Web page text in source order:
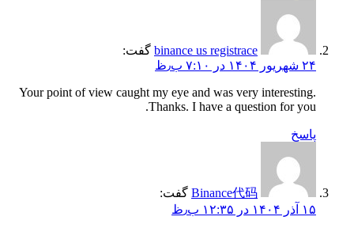
binance us registrace گفت:
۲۴ شهریور ۱۴۰۴ در ۷:۱۰ ب٫ظ
Your point of view caught my eye and was very interesting.
Thanks. I have a question for you.
پاسخ
Binance代码 گفت:
۱۵ آذر ۱۴۰۴ در ۱۲:۳۵ ب٫ظ